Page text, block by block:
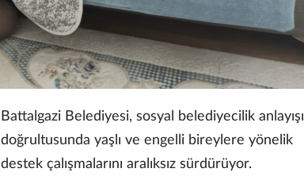
Battalgazi Belediyesi, sosyal belediyecilik anlayışı
doğrultusunda yaşlı ve engelli bireylere yönelik
destek çalışmalarını aralıksız sürdürüyor.